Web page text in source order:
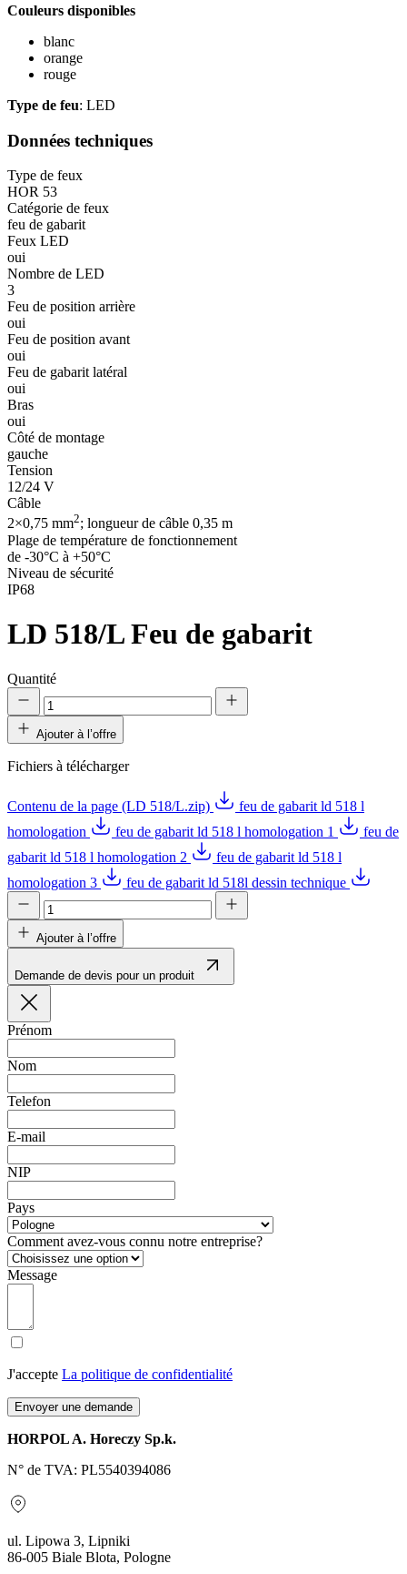
Couleurs disponibles
blanc
orange
rouge
Type de feu: LED
Données techniques
Type de feux
HOR 53
Catégorie de feux
feu de gabarit
Feux LED
oui
Nombre de LED
3
Feu de position arrière
oui
Feu de position avant
oui
Feu de gabarit latéral
oui
Bras
oui
Côté de montage
gauche
Tension
12/24 V
Câble
2×0,75 mm2; longueur de câble 0,35 m
Plage de température de fonctionnement
de -30°C à +50°C
Niveau de sécurité
IP68
LD 518/L Feu de gabarit
Quantité
Ajouter à l’offre
Fichiers à télécharger
Contenu de la page (LD 518/L.zip)
feu de gabarit ld 518 l
homologation
feu de gabarit ld 518 l homologation 1
feu de
gabarit ld 518 l homologation 2
feu de gabarit ld 518 l
homologation 3
feu de gabarit ld 518l dessin technique
Ajouter à l’offre
Demande de devis pour un produit
Prénom
Nom
Telefon
E-mail
NIP
Pays
Comment avez-vous connu notre entreprise?
Message
J'accepte La politique de confidentialité
Envoyer une demande
HORPOL A. Horeczy Sp.k.
N° de TVA: PL5540394086
ul. Lipowa 3, Lipniki
86-005 Biale Blota, Pologne